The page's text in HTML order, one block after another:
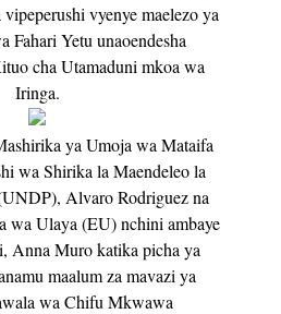
vyenye maelezo ya
Fahari Yetu unaoendesha
cha Utamaduni mkoa wa
Iringa.
ya Umoja wa Mataifa
wa Shirika la Maendeleo la
Alvaro Rodriguez na
wa Ulaya (EU) nchini ambaye
Anna Muro katika picha ya
maalum za mavazi ya
wa Chifu Mkwawa